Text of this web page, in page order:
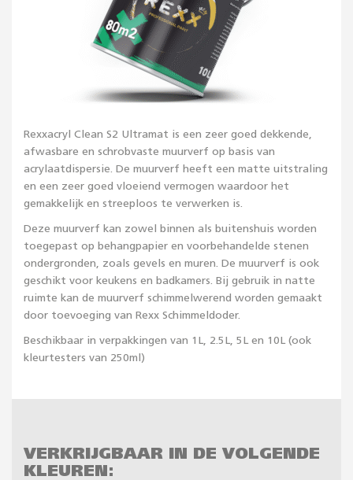
Rexxacryl Clean S2 Ultramat is een zeer goed dekkende,
afwasbare en schrobvaste muurverf op basis van
acrylaatdispersie. De muurverf heeft een matte uitstraling
en een zeer goed vloeiend vermogen waardoor het
gemakkelijk en streeploos te verwerken is.
Deze muurverf kan zowel binnen als buitenshuis worden
toegepast op behangpapier en voorbehandelde stenen
ondergronden, zoals gevels en muren. De muurverf is ook
geschikt voor keukens en badkamers. Bij gebruik in natte
ruimte kan de muurverf schimmelwerend worden gemaakt
door toevoeging van Rexx Schimmeldoder.
Beschikbaar in verpakkingen van 1L, 2.5L, 5L en 10L (ook
kleurtesters van 250ml)
VERKRIJGBAAR IN DE VOLGENDE
KLEUREN: